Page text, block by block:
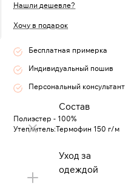
Нашли дешевле?
Хочу в подарок
Бесплатная примерка
Индивидуальный пошив
Персональный консультант
Состав
Полиэстер - 100%
Утеплитель:Термофин 150 г/м
Уход за
одеждой